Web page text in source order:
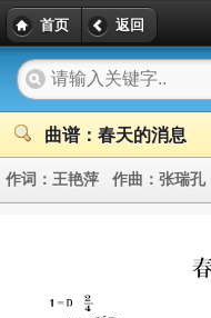
首页 返回
曲谱：春天的消息
作词： 王艳萍 作曲： 张瑞孔